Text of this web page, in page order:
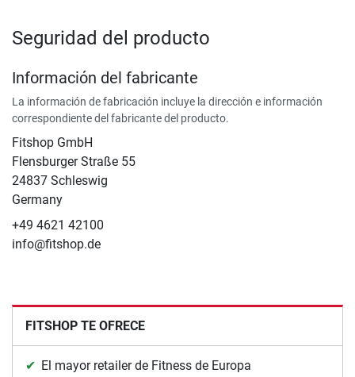
Seguridad del producto
Información del fabricante
La información de fabricación incluye la dirección e información
correspondiente del fabricante del producto.
Fitshop GmbH
Flensburger Straße 55
24837 Schleswig
Germany
+49 4621 42100
info@fitshop.de
FITSHOP TE OFRECE
El mayor retailer de Fitness de Europa